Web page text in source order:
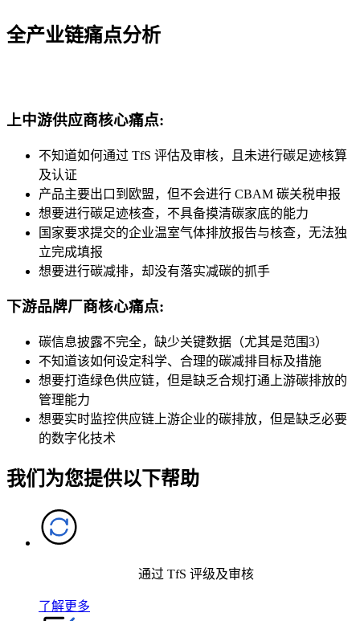
全产业链痛点分析
上中游供应商核心痛点:
不知道如何通过 TfS 评估及审核，且未进行碳足迹核算
及认证
产品主要出口到欧盟，但不会进行 CBAM 碳关税申报
想要进行碳足迹核查，不具备摸清碳家底的能力
国家要求提交的企业温室气体排放报告与核查，无法独
立完成填报
想要进行碳减排，却没有落实减碳的抓手
下游品牌厂商核心痛点:
碳信息披露不完全，缺少关键数据（尤其是范围3）
不知道该如何设定科学、合理的碳减排目标及措施
想要打造绿色供应链，但是缺乏合规打通上游碳排放的
管理能力
想要实时监控供应链上游企业的碳排放，但是缺乏必要
的数字化技术
我们为您提供以下帮助
通过 TfS 评级及审核
了解更多